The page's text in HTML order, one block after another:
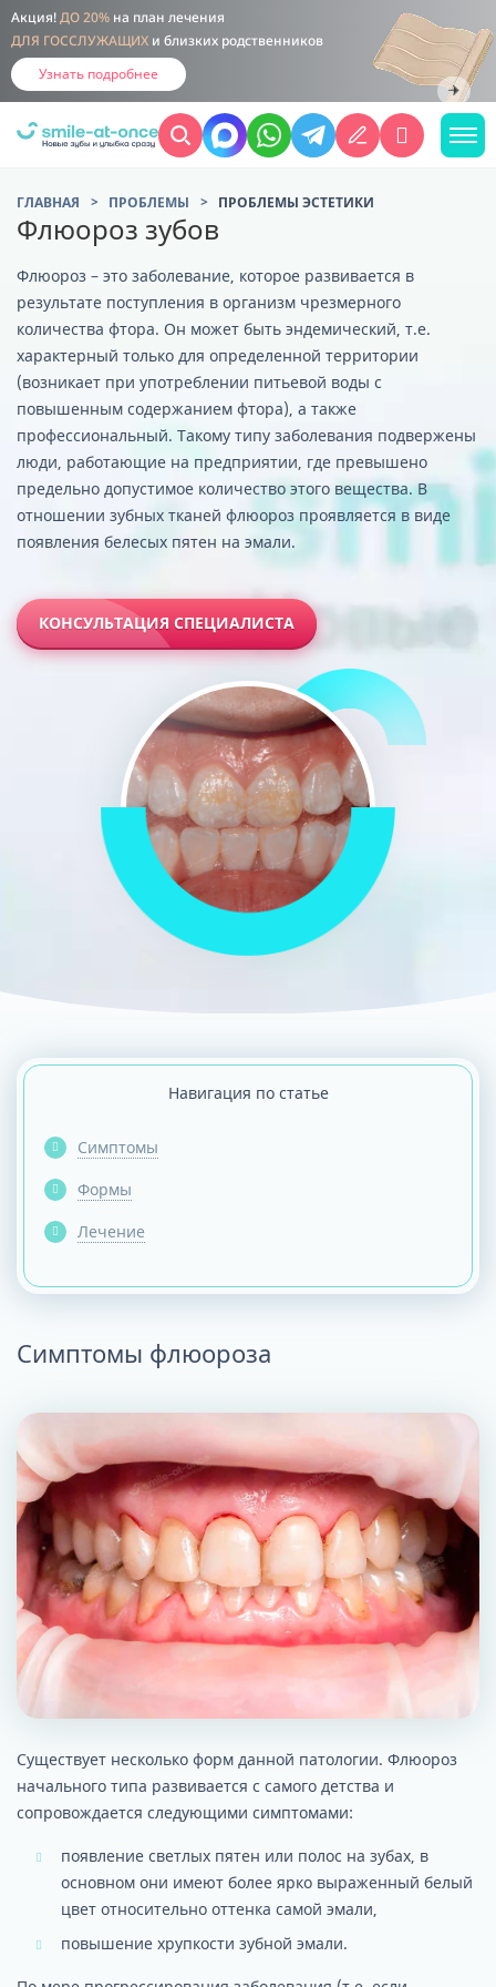
Акция! ДО 20% на план лечения
ДЛЯ ГОССЛУЖАЩИХ и близких родственников
Узнать подробнее
ГЛАВНАЯ ПРОБЛЕМЫ ПРОБЛЕМЫ ЭСТЕТИКИ
Флюороз зубов
Флюороз – это заболевание, которое развивается в
результате поступления в организм чрезмерного
количества фтора. Он может быть эндемический, т.е.
характерный только для определенной территории
(возникает при употреблении питьевой воды с
повышенным содержанием фтора), а также
профессиональный. Такому типу заболевания подвержены
люди, работающие на предприятии, где превышено
предельно допустимое количество этого вещества. В
отношении зубных тканей флюороз проявляется в виде
появления белесых пятен на эмали.
КОНСУЛЬТАЦИЯ СПЕЦИАЛИСТА
Навигация по статье
Симптомы
Формы
Лечение
Симптомы флюороза
Существует несколько форм данной патологии. Флюороз
начального типа развивается с самого детства и
сопровождается следующими симптомами:
появление светлых пятен или полос на зубах, в
основном они имеют более ярко выраженный белый
цвет относительно оттенка самой эмали,
повышение хрупкости зубной эмали.